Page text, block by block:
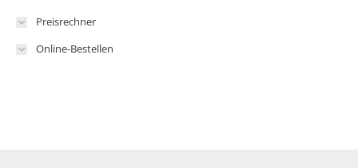
Preisrechner
Online-Bestellen